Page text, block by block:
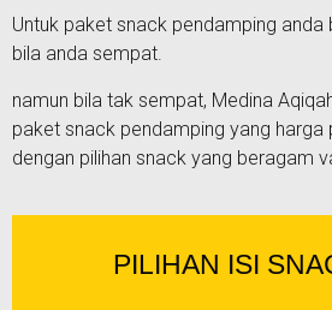
Untuk paket snack pendamping anda
bila anda sempat.
namun bila tak sempat, Medina
paket snack pendamping yang harga
dengan pilihan snack yang beragam
PILIHAN ISI